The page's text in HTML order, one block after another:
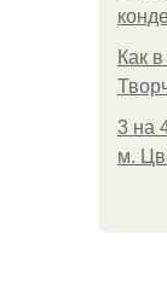
Как
3 на
м.